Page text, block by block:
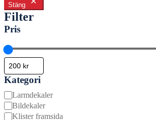
Stäng
Filter
Pris
Kategori
Kategori
Larmdekaler
Bildekaler
Klister framsida